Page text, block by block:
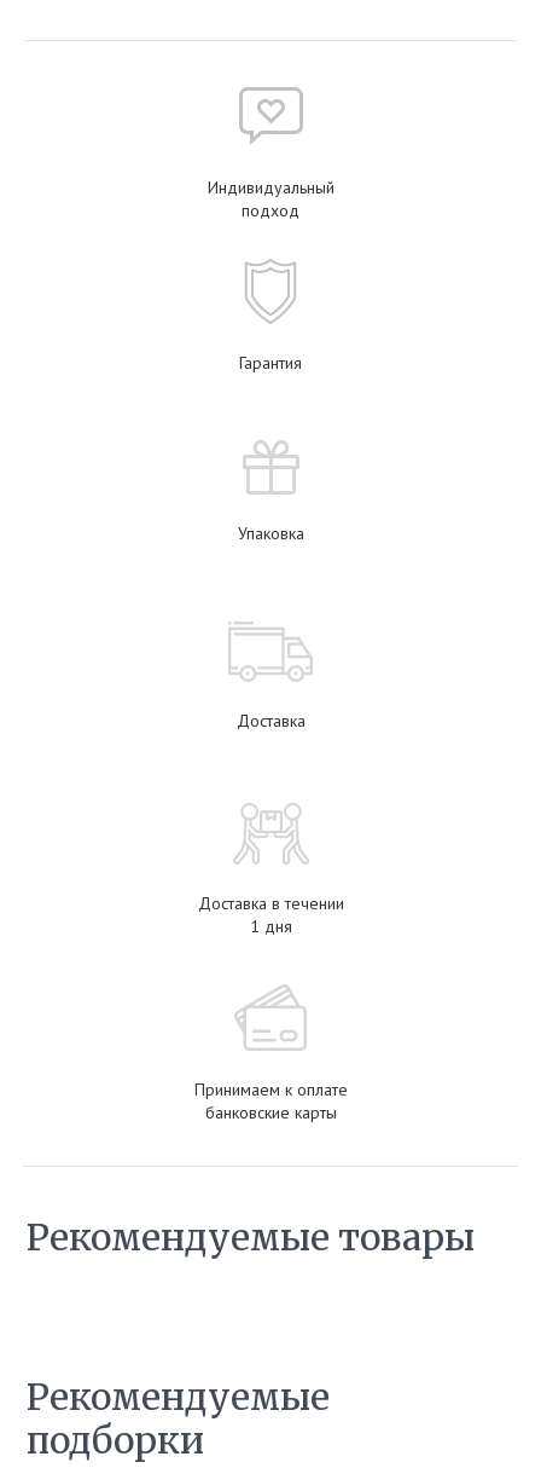
Индивидуальный
подход
Гарантия
Упаковка
Доставка
Доставка в течении
1 дня
Принимаем к оплате
банковские карты
Рекомендуемые товары
Рекомендуемые
подборки